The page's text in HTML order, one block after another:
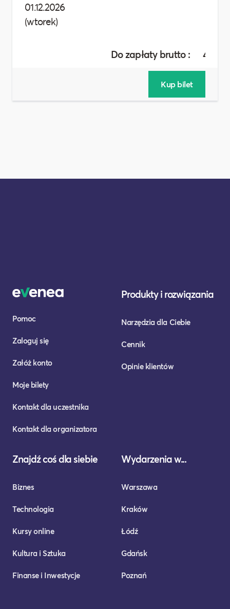
01.12.2026
(wtorek)
Do zapłaty brutto : 49,99
Pomoc
Zaloguj się
Załóż konto
Moje bilety
Kontakt dla uczestnika
Kontakt dla organizatora
Produkty i rozwiązania
Narzędzia dla Ciebie
Cennik
Opinie klientów
Znajdź coś dla siebie
Biznes
Technologia
Kursy online
Kultura i Sztuka
Finanse i Inwestycje
Wydarzenia w...
Warszawa
Kraków
Łódź
Gdańsk
Poznań